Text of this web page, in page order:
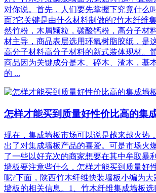
对你说。首先，人们要先掌握下究竟什么
面?它关键是由什么材料制做的?竹木纤维
然竹粉，木屑颗粒，碳酸钙粉，高分子材
材主导，商品表层选用环氧树脂胶纸，是
高分子材料高分子材料的新式装体现材。
商品因为关键成分是木、碎木、渣木，基
的 ...
怎样才能买到质量好性价比高的集
现在，集成墙板市场可以说是越来越火热
出了对集成墙板产品的喜爱。可是市场火
了一些以好充次的商家想要在其中牟取暴
墙板要注意些什么，怎样才能买到质量好
呢?下面，陕西竹木纤维快装墙板小编为
墙板的相关信息。1、竹木纤维集成墙板